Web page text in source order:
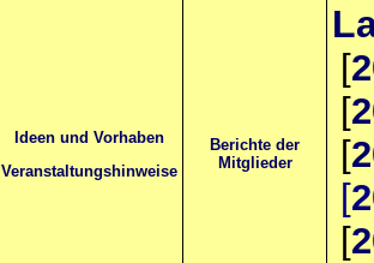
Ideen und Vorhaben
Veranstaltungshinweise
Berichte der
Mitglieder
[
[
[
[
[